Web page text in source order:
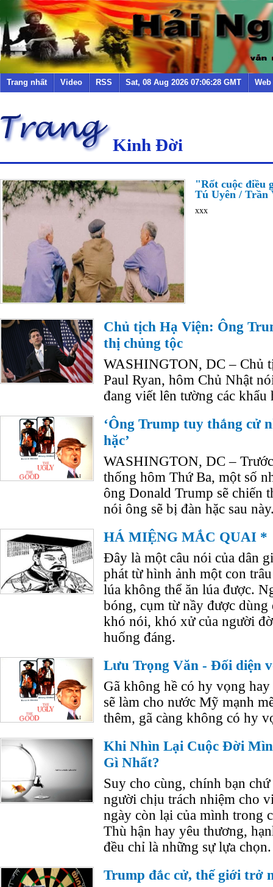
Trang nhất Video RSS Sat, 08 Aug 2026 07:06:28 GMT
Kinh Đời
"Rốt cuộc điều
Tú Uyên / Trần
xxx
Chủ tịch Hạ Viện: Ông
thị chủng tộc
WASHINGTON, DC – Chủ
Paul Ryan, hôm Chủ Nhật
đang viết lên tường các khẩu
‘Ông Trump tuy thắng cử
hặc’
WASHINGTON, DC –
thống hôm Thứ Ba, một số
ông Donald Trump sẽ chiến
nói ông sẽ bị đàn hặc sau
HÁ MIỆNG MẮC QUAI *
Đây là một câu nói của dân
phát từ hình ảnh một con
lúa không thể ăn lúa được.
bóng, cụm từ nầy được
khó nói, khó xử của người
huống đáng.
Lưu Trọng Văn - Đối diện
Gã không hề có hy vọng
sẽ làm cho nước Mỹ mạnh
thêm, gã càng không có hy
Khi Nhìn Lại Cuộc Đời
Gì Nhất?
Suy cho cùng, chính bạn
người chịu trách nhiệm cho
ngày còn lại của mình trong
Thù hận hay yêu thương,
đều chỉ là những sự lựa
Trump đắc cử, thế giới trở